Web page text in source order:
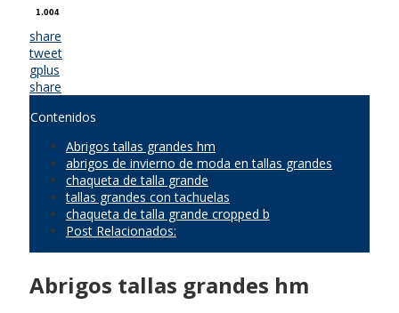
share
tweet
gplus
share
Contenidos
Abrigos tallas grandes hm
abrigos de invierno de moda en tallas grandes
chaqueta de talla grande
tallas grandes con tachuelas
chaqueta de talla grande cropped b
Post Relacionados:
Abrigos tallas grandes hm